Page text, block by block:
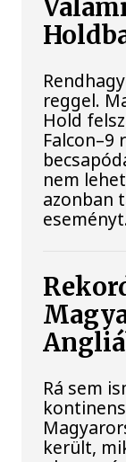
reggel.
Hold
Falcon–9
nem
azonban
Rá sem
került,